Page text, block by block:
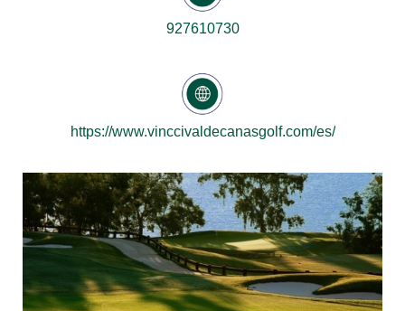
927610730
https://www.vinccivaldecanasgolf.com/es/